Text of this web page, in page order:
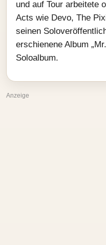
und auf Tour arbeitete
Acts wie Devo, The
seinen
erschienene Album
Soloalbum.
Anzeige